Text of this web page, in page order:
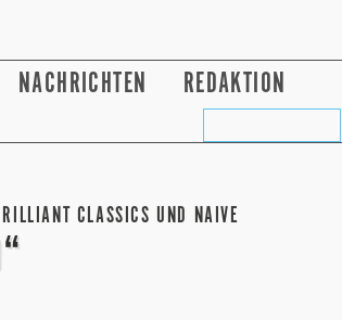
NACHRICHTEN REDAKTION
CLASSICS UND NAIVE